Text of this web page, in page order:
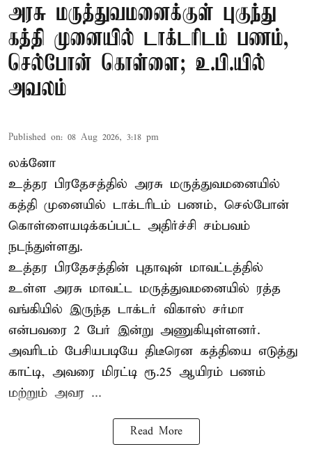
அரசு மருத்துவமனைக்குள் புகுந்து
கத்தி முனையில் டாக்டரிடம் பணம்,
செல்போன் கொள்ளை; உ.பி.யில்
அவலம்
Published on: 08 Aug 2026, 3:18 pm
லக்னோ
உத்தர பிரதேசத்தில் அரசு மருத்துவமனையில்
கத்தி முனையில் டாக்டரிடம் பணம், செல்போன்
கொள்ளையடிக்கப்பட்ட அதிர்ச்சி சம்பவம்
நடந்துள்ளது.
உத்தர பிரதேசத்தின் புதாவுன் மாவட்டத்தில்
உள்ள அரசு மாவட்ட மருத்துவமனையில் ரத்த
வங்கியில் இருந்த டாக்டர் விகாஸ் சர்மா
என்பவரை 2 பேர் இன்று அணுகியுள்ளனர்.
அவரிடம் பேசியபடியே திடீரென கத்தியை எடுத்து
காட்டி, அவரை மிரட்டி ரூ.25 ஆயிரம் பணம்
மற்றும் அவர ...
Read More